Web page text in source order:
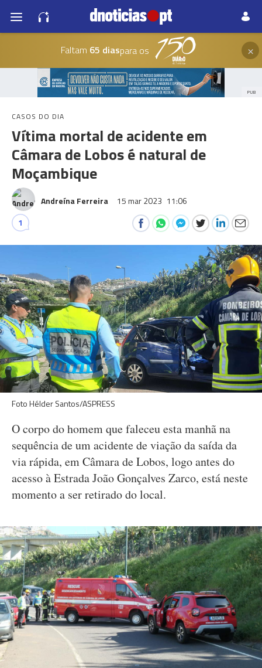
Faltam 65 diaspara os ×
PUB
CASOS DO DIA
Vítima mortal de acidente em
Câmara de Lobos é natural de
Moçambique
Andreína Ferreira 15 mar 2023 11:06
1
Foto Hélder Santos/ASPRESS
O corpo do homem que faleceu esta manhã na
sequência de um acidente de viação da saída da
via rápida, em Câmara de Lobos, logo antes do
acesso à Estrada João Gonçalves Zarco, está neste
momento a ser retirado do local.